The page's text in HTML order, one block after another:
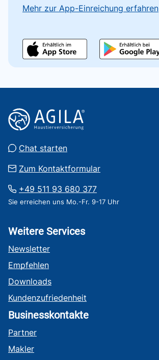
Mehr zur App-Einreichung erfahren